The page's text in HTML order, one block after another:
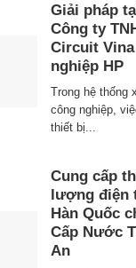
Giải pháp
Công ty
Circuit
nghiệp HP
Trong hệ thống
công nghiệp,
thiết bị...
Cung cấp
lượng điện
Hàn Quốc
Cấp Nước
An